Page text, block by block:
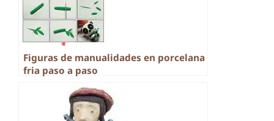
Figuras de manualidades en porcelana
fria paso a paso